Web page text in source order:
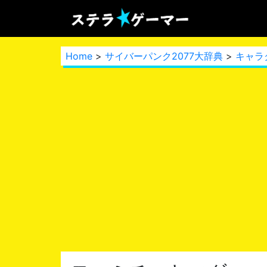
Home > サイバーパンク2077大辞典 > キャラ